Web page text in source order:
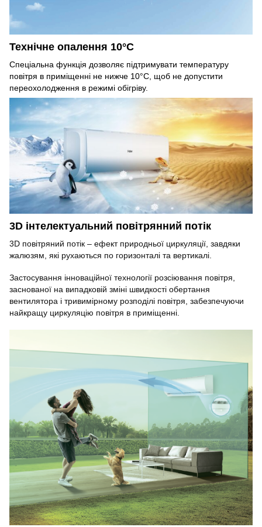
Технічне опалення 10°С
Спеціальна функція дозволяє підтримувати температуру
повітря в приміщенні не нижче 10°С, щоб не допустити
переохолодження в режимі обігріву.
3D інтелектуальний повітрянний потік
3D повітряний потік – ефект природньої циркуляції, завдяки
жалюзям, які рухаються по горизонталі та вертикалі.
Застосування інноваційної технології розсіювання повітря,
заснованої на випадковій зміні швидкості обертання
вентилятора і тривимірному розподілі повітря, забезпечуючи
найкращу циркуляцію повітря в приміщенні.